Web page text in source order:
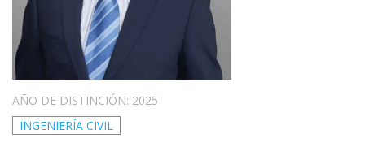
AÑO DE DISTINCIÓN: 2025
INGENIERÍA CIVIL